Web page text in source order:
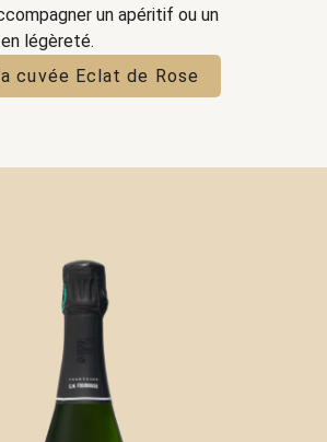
un apéritif ou un
légèreté.
cuvée Eclat de Rose